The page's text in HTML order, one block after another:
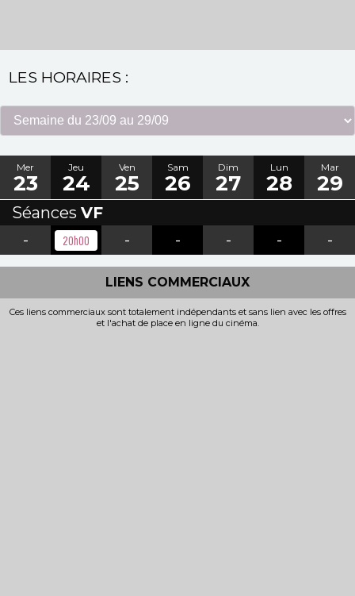
LES HORAIRES :
Mer
23
Jeu
24
Ven
25
Sam
26
Dim
27
Lun
28
Mar
29
Séances VF
-
20h00 - - - - -
LIENS COMMERCIAUX
Ces liens commerciaux sont totalement indépendants et sans lien avec les offres
et l'achat de place en ligne du cinéma.